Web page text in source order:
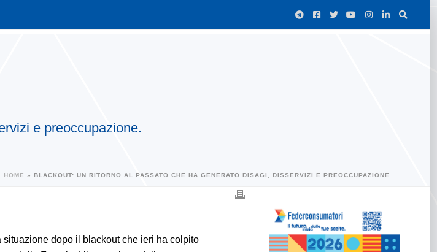
e preoccupazione.
HOME » BLACKOUT: UN RITORNO AL PASSATO CHE HA GENERATO DISAGI, DISSERVIZI E PREOCCUPAZIONE.
dopo il blackout che ieri ha colpito